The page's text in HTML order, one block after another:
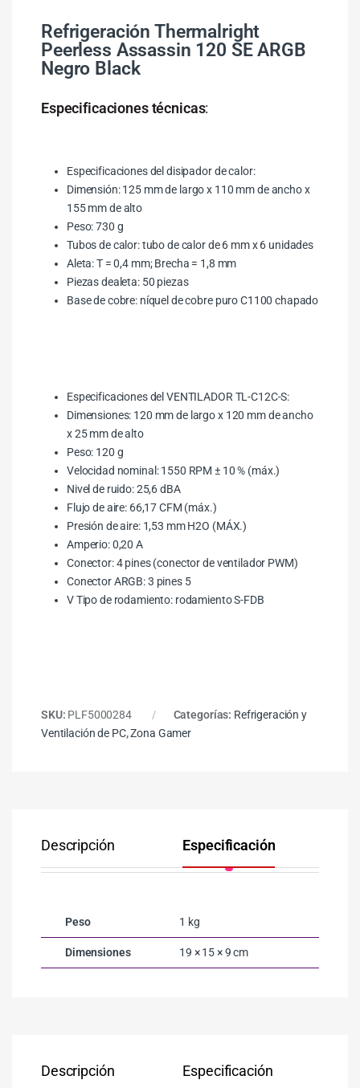
Refrigeración Thermalright
Peerless Assassin 120 SE ARGB
Negro Black
Especificaciones técnicas:
Especificaciones del disipador de calor:
Dimensión: 125 mm de largo x 110 mm de ancho x
155 mm de alto
Peso: 730 g
Tubos de calor: tubo de calor de 6 mm x 6 unidades
Aleta: T = 0,4 mm; Brecha = 1,8 mm
Piezas dealeta: 50 piezas
Base de cobre: ​​níquel de cobre puro C1100 chapado
Especificaciones del VENTILADOR TL-C12C-S:
Dimensiones: 120 mm de largo x 120 mm de ancho
x 25 mm de alto
Peso: 120 g
Velocidad nominal: 1550 RPM ± 10 % (máx.)
Nivel de ruido: 25,6 dBA
Flujo de aire: 66,17 CFM (máx.)
Presión de aire: 1,53 mm H2O (MÁX.)
Amperio: 0,20 A
Conector: 4 pines (conector de ventilador PWM)
Conector ARGB: 3 pines 5
V Tipo de rodamiento: rodamiento S-FDB
SKU: PLF5000284 Categorías: Refrigeración y
Ventilación de PC,Zona Gamer
Descripción Especificación
Peso 1 kg
Dimensiones 19 × 15 × 9 cm
Descripción Especificación